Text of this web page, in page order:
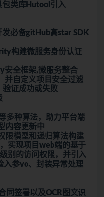
包类库Hutool引入
必备gitHub高star SDK
构建微服务身份认证
安全框架,微服务整合
并自定义项目安全过滤
验证成功或失败
多种算法，助力平台端
内容更新中
限模型和递归算法构建
实现项目web端的基于
别的访问权限，并引入
入参vo、封装异常处理
同签署以及OCR图文识